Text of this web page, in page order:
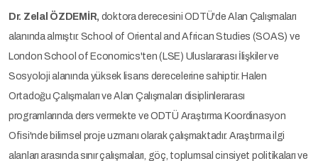
Dr. Zelal ÖZDEMİR, doktora derecesini ODTÜ'de Alan Çalışmaları
alanında almıştır. School of Oriental and African Studies (SOAS) ve
London School of Economics'ten (LSE) Uluslararası İlişkiler ve
Sosyoloji alanında yüksek lisans derecelerine sahiptir. Halen
Ortadoğu Çalışmaları ve Alan Çalışmaları disiplinlerarası
programlarında ders vermekte ve ODTÜ Araştırma Koordinasyon
Ofisi'nde bilimsel proje uzmanı olarak çalışmaktadır. Araştırma ilgi
alanları arasında sınır çalışmaları, göç, toplumsal cinsiyet politikaları ve